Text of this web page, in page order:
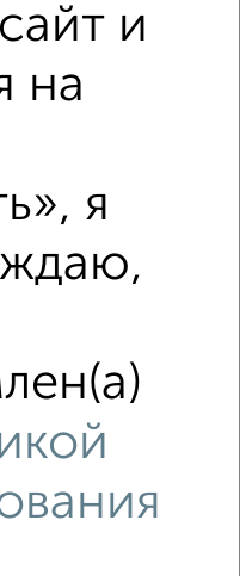
›
и
на
я